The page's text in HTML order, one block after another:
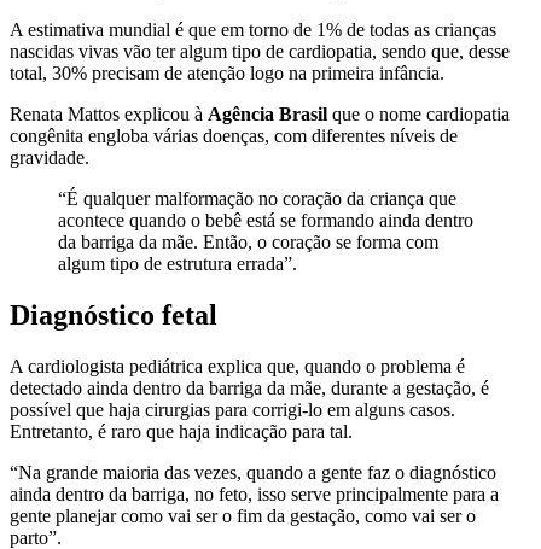
A estimativa mundial é que em torno de 1% de todas as crianças
nascidas vivas vão ter algum tipo de cardiopatia, sendo que, desse
total, 30% precisam de atenção logo na primeira infância.
Renata Mattos explicou à Agência Brasil que o nome cardiopatia
congênita engloba várias doenças, com diferentes níveis de
gravidade.
“É qualquer malformação no coração da criança que
acontece quando o bebê está se formando ainda dentro
da barriga da mãe. Então, o coração se forma com
algum tipo de estrutura errada”.
Diagnóstico fetal
A cardiologista pediátrica explica que, quando o problema é
detectado ainda dentro da barriga da mãe, durante a gestação, é
possível que haja cirurgias para corrigi-lo em alguns casos.
Entretanto, é raro que haja indicação para tal.
“Na grande maioria das vezes, quando a gente faz o diagnóstico
ainda dentro da barriga, no feto, isso serve principalmente para a
gente planejar como vai ser o fim da gestação, como vai ser o
parto”.